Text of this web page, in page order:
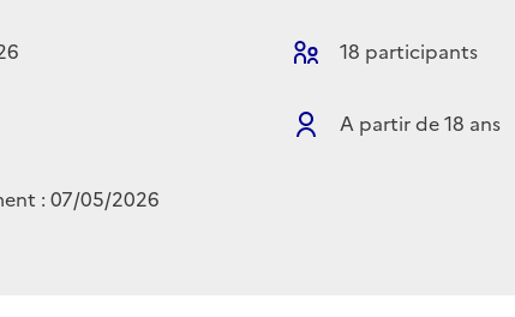
18 participants
A partir de 18 ans
: 07/05/2026